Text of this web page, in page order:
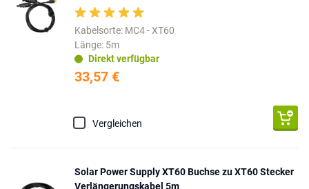
Kabelsorte: MC4 - XT60
Länge: 5m
Direkt verfügbar
33,57 €
Vergleichen
Solar Power Supply XT60 Buchse zu XT60 Stecker
Verlängerungskabel 5m